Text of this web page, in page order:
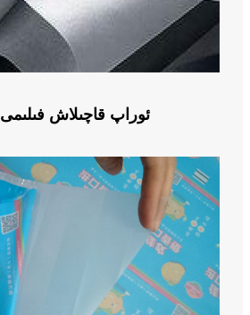
HDPE ئوراپ قاچىلاش فىلىمى